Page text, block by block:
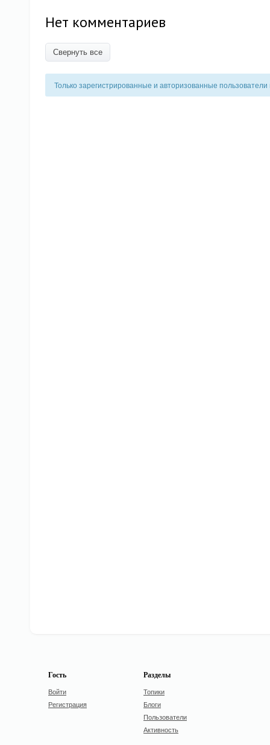
Нет комментариев
Свернуть все
Только зарегистрированные и авторизованные
Гость
Войти
Регистрация
Разделы
Топики
Блоги
Пользователи
Активность